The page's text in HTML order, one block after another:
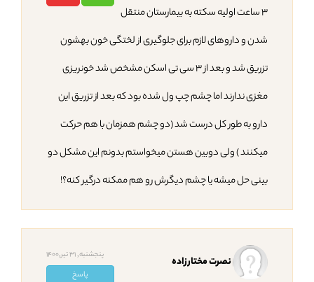
۳ ساعت اولیه سکته به بیمارستان منتقل
شدن و داروهای لازم برای جلوگیری از لختگی خون بهشون
تزریق شد و بعد از ۳ سی تی اسکن مشخص شد خونریزی
مغزی ندارند اما چشم چپ ول شده بود که بعد از تزریق این
دارو به طور کل درست شد (دو چشم همزمان با هم حرکت
میکنند ) ولی دوبین هستن میخواستم بدونم این مشکل دو
بینی حل میشه یا چشم دیگرش رو هم ممکنه درگیر کنه؟!
پنجشنبه, 31 تیر,1400
پاسخ
نصرت مختارزاده